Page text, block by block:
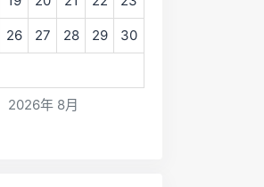
2026年 8月
26 27 28 29 30